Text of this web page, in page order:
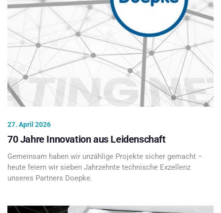
27. April 2026
70 Jahre Innovation aus Leidenschaft
Gemeinsam haben wir unzählige Projekte sicher gemacht –
heute feiern wir sieben Jahrzehnte technische Exzellenz
unseres Partners Doepke.